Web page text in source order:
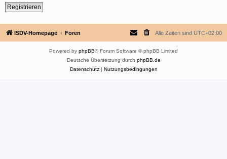
Registrieren
ISDV-Homepage Foren Alle Zeiten sind UTC+02:00
Powered by phpBB® Forum Software © phpBB Limited
Deutsche Übersetzung durch phpBB.de
Datenschutz| Nutzungsbedingungen